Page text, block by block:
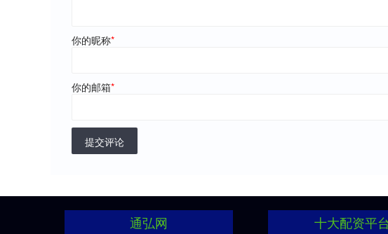
你的昵称*
你的邮箱*
提交评论
通弘网 十大配资平台